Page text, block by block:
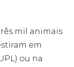
mil animais
em
ou na
de
e